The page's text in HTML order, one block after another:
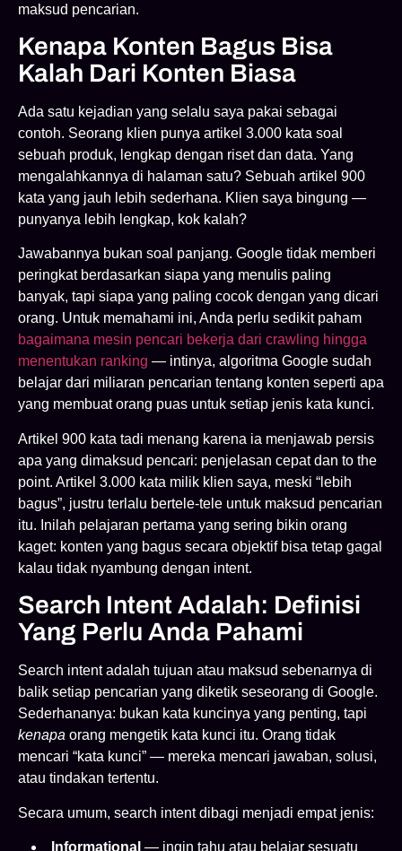
maksud pencarian.
Kenapa Konten Bagus Bisa
Kalah Dari Konten Biasa
Ada satu kejadian yang selalu saya pakai sebagai
contoh. Seorang klien punya artikel 3.000 kata soal
sebuah produk, lengkap dengan riset dan data. Yang
mengalahkannya di halaman satu? Sebuah artikel 900
kata yang jauh lebih sederhana. Klien saya bingung —
punyanya lebih lengkap, kok kalah?
Jawabannya bukan soal panjang. Google tidak memberi
peringkat berdasarkan siapa yang menulis paling
banyak, tapi siapa yang paling cocok dengan yang dicari
orang. Untuk memahami ini, Anda perlu sedikit paham
bagaimana mesin pencari bekerja dari crawling hingga
menentukan ranking — intinya, algoritma Google sudah
belajar dari miliaran pencarian tentang konten seperti apa
yang membuat orang puas untuk setiap jenis kata kunci.
Artikel 900 kata tadi menang karena ia menjawab persis
apa yang dimaksud pencari: penjelasan cepat dan to the
point. Artikel 3.000 kata milik klien saya, meski “lebih
bagus”, justru terlalu bertele-tele untuk maksud pencarian
itu. Inilah pelajaran pertama yang sering bikin orang
kaget: konten yang bagus secara objektif bisa tetap gagal
kalau tidak nyambung dengan intent.
Search Intent Adalah: Definisi
Yang Perlu Anda Pahami
Search intent adalah tujuan atau maksud sebenarnya di
balik setiap pencarian yang diketik seseorang di Google.
Sederhananya: bukan kata kuncinya yang penting, tapi
kenapa orang mengetik kata kunci itu. Orang tidak
mencari “kata kunci” — mereka mencari jawaban, solusi,
atau tindakan tertentu.
Secara umum, search intent dibagi menjadi empat jenis:
Informational — ingin tahu atau belajar sesuatu